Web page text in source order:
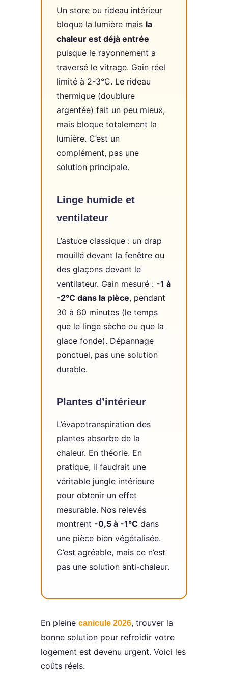
Un store ou rideau intérieur
bloque la lumière mais la
chaleur est déjà entrée
puisque le rayonnement a
traversé le vitrage. Gain réel
limité à 2-3°C. Le rideau
thermique (doublure
argentée) fait un peu mieux,
mais bloque totalement la
lumière. C’est un
complément, pas une
solution principale.
Linge humide et
ventilateur
L’astuce classique : un drap
mouillé devant la fenêtre ou
des glaçons devant le
ventilateur. Gain mesuré : -1 à
-2°C dans la pièce, pendant
30 à 60 minutes (le temps
que le linge sèche ou que la
glace fonde). Dépannage
ponctuel, pas une solution
durable.
Plantes d’intérieur
L’évapotranspiration des
plantes absorbe de la
chaleur. En théorie. En
pratique, il faudrait une
véritable jungle intérieure
pour obtenir un effet
mesurable. Nos relevés
montrent -0,5 à -1°Cdans
une pièce bien végétalisée.
C’est agréable, mais ce n’est
pas une solution anti-chaleur.
En pleine canicule 2026, trouver la
bonne solution pour refroidir votre
logement est devenu urgent. Voici les
coûts réels.